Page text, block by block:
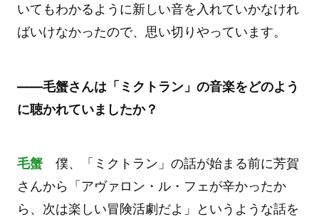
いてもわかるように新しい音を入れていかなけれ
ばいけなかったので、思い切りやっています。
――毛蟹さんは「ミクトラン」の音楽をどのよう
に聴かれていましたか？
毛蟹僕、「ミクトラン」の話が始まる前に芳賀
さんから「アヴァロン・ル・フェが辛かったか
ら、次は楽しい冒険活劇だよ」というような話を